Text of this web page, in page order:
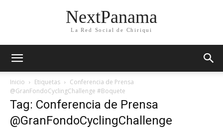
NextPanama
La Red Social de Chiriqui
Inicio Etiquetas
Conferencia de Prensa
@GranFondoCyclingChallenge #Boquete
Tag: Conferencia de Prensa
@GranFondoCyclingChallenge